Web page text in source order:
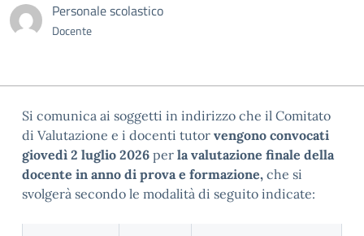
Personale scolastico
Docente
Si comunica ai soggetti in indirizzo che il Comitato
di Valutazione e i docenti tutor vengono convocati
giovedì 2 luglio 2026 per la valutazione finale della
docente in anno di prova e formazione, che si
svolgerà secondo le modalità di seguito indicate: